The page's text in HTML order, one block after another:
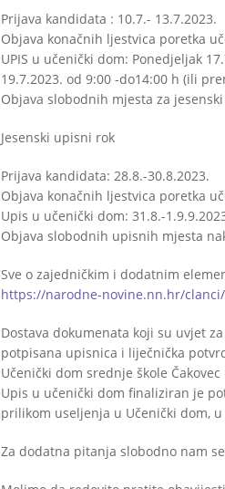
Prijava kandidata : 10.7.- 13.7.2023.
Objava konačnih ljestvica poretka
UPIS u učenički dom: Ponedjeljak
19.7.2023. od 9:00 -do14:00 h (ili
Objava slobodnih mjesta za
Jesenski upisni rok
Prijava kandidata: 28.8.-30.8.2023.
Objava konačnih ljestvica poretka
Upis u učenički dom: 31.8.-
Objava slobodnih upisnih mjesta
Sve o zajedničkim i dodatnim
https://narodne-novine.nn.hr/clanci/
Dostava dokumenata koji su uvjet
potpisana upisnica i liječnička
Učenički dom srednje škole Čakovec
Upis u učenički dom finaliziran je
prilikom useljenja u Učenički dom,
Za dodatna pitanja slobodno nam